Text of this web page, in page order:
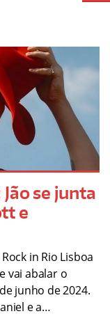
se junta
e
in Rio Lisboa
vai abalar o
junho de 2024.
e a…